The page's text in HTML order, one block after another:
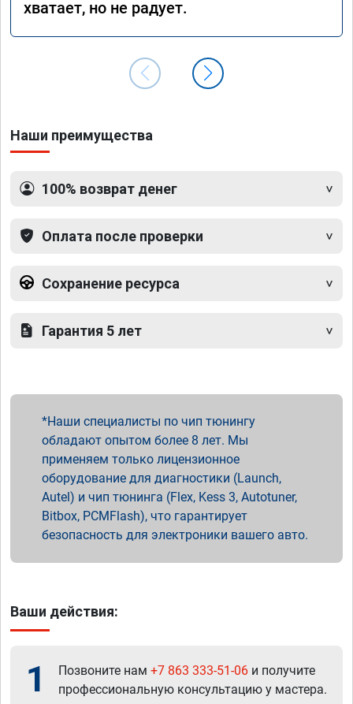
хватает, но не радует.
Наши преимущества
100% возврат денег
Оплата после проверки
Сохранение ресурса
Гарантия 5 лет
Наши специалисты по чип тюнингу
обладают опытом более 8 лет. Мы
применяем только лицензионное
оборудование для диагностики (Launch,
Autel) и чип тюнинга (Flex, Kess 3, Autotuner,
Bitbox, PCMFlash), что гарантирует
безопасность для электроники вашего авто.
Ваши действия:
1 Позвоните нам +7 863 333-51-06 и получите
профессиональную консультацию у мастера.